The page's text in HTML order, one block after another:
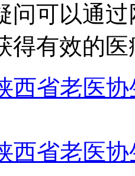
问可以通
得有效的
西省老医
西省老医